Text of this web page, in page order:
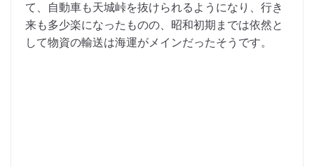
て、自動車も天城峠を抜けられるようになり、行き
来も多少楽になったものの、昭和初期までは依然と
して物資の輸送は海運がメインだったそうです。